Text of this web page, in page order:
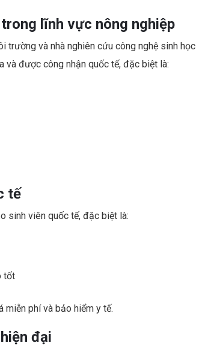
lĩnh vực nông nghiệp
trường và nhà nghiên cứu công nghệ sinh học
và được công nhận quốc tế, đặc biệt là:
tế
sinh viên quốc tế, đặc biệt là:
tốt
miễn phí và bảo hiểm y tế.
đại